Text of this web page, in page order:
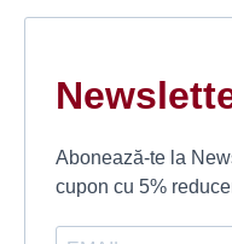
Abonează-te la
cupon cu 5%